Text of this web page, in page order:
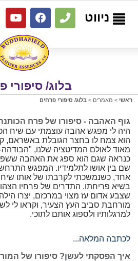
אתר
ניווט
בלוג/ סיפורי
ראשי > מאמרים > בלוג/ סיפורי פרחים
גוף האהבה - סיפורו של פרח
היה לי מפגש אהבה עוצמתי עם שיח
הוא צמח לו בחצר הגובלת באשראם,
מאוד לאולם המדיטציה שלנו,
כנראה שגם הוא ספג את האהבה
שם בין אושו לתלמידיו. המפגש התרחש
אחד, כשנמשכתי לקרבתו של אותו
בשיא פריחתו. התדרים של פרחיו
שצבע אדום עז מצוי במרכזם, יצרו הילה
מורחבת סביב העץ הצעיר, וקראו לי
למרגלותיו ולספוג אותם לתוכי.
לכתבה המלאה...
איך הפסקתי לעשן? סיפורו של